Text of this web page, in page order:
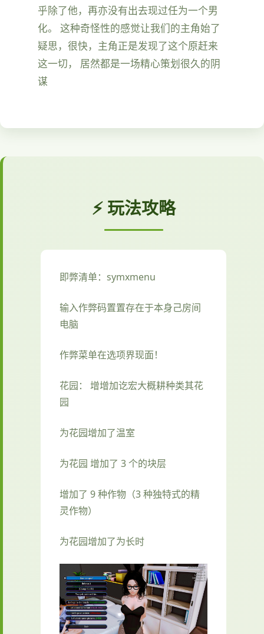
乎除了他，再亦没有出去现过任为一个男
化。 这种奇怪性的感觉让我们的主角始了
疑思，很快，主角正是发现了这个原赶来
这一切， 居然都是一场精心策划很久的阴
谋
⚡ 玩法攻略
即弊清单：symxmenu
输入作弊码置置存在于本身己房间
电脑
作弊菜单在选项界现面！
花园： 增增加讫宏大概耕种类其花
园
为花园增加了温室
为花园 增加了 3 个的块层
增加了 9 种作物（3 种独特式的精
灵作物）
为花园增加了为长时